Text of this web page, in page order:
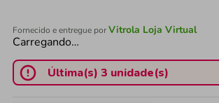
Fornecido e entregue porVitrola Loja Virtual
Carregando…
Última(s) 3 unidade(s)